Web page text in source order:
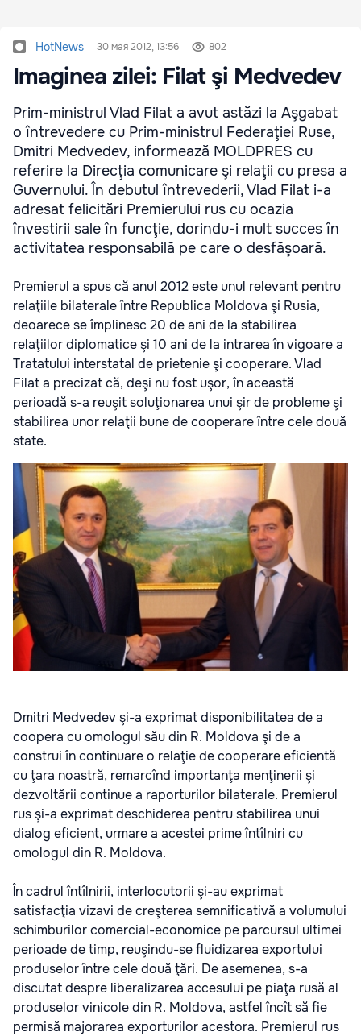
HotNews 30 мая 2012, 13:56 802
Imaginea zilei: Filat şi Medvedev
Prim-ministrul Vlad Filat a avut astăzi la Aşgabat
o întrevedere cu Prim-ministrul Federaţiei Ruse,
Dmitri Medvedev, informează MOLDPRES cu
referire la Direcţia comunicare şi relaţii cu presa a
Guvernului. În debutul întrevederii, Vlad Filat i-a
adresat felicitări Premierului rus cu ocazia
învestirii sale în funcţie, dorindu-i mult succes în
activitatea responsabilă pe care o desfăşoară.
Premierul a spus că anul 2012 este unul relevant pentru
relaţiile bilaterale între Republica Moldova şi Rusia,
deoarece se împlinesc 20 de ani de la stabilirea
relaţiilor diplomatice şi 10 ani de la intrarea în vigoare a
Tratatului interstatal de prietenie şi cooperare. Vlad
Filat a precizat că, deşi nu fost uşor, în această
perioadă s-a reuşit soluţionarea unui şir de probleme şi
stabilirea unor relaţii bune de cooperare între cele două
state.
Dmitri Medvedev şi-a exprimat disponibilitatea de a
coopera cu omologul său din R. Moldova şi de a
construi în continuare o relaţie de cooperare eficientă
cu ţara noastră, remarcînd importanţa menţinerii şi
dezvoltării continue a raporturilor bilaterale. Premierul
rus şi-a exprimat deschiderea pentru stabilirea unui
dialog eficient, urmare a acestei prime întîlniri cu
omologul din R. Moldova.
În cadrul întîlnirii, interlocutorii şi-au exprimat
satisfacţia vizavi de creşterea semnificativă a volumului
schimburilor comercial-economice pe parcursul ultimei
perioade de timp, reuşindu-se fluidizarea exportului
produselor între cele două ţări. De asemenea, s-a
discutat despre liberalizarea accesului pe piaţa rusă al
produselor vinicole din R. Moldova, astfel încît să fie
permisă majorarea exporturilor acestora. Premierul rus